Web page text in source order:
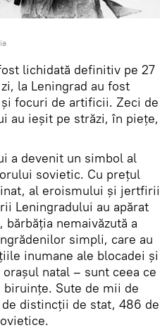
lichidată definitiv pe 27
la Leningrad au fost
focuri de artificii. Zeci de
au ieșit pe străzi, în piețe,
a devenit un simbol al
sovietic. Cu prețul
al eroismului și jertfirii
Leningradului au apărat
nemaivăzută a
simpli, care au
inumane ale blocadei și
natal – sunt ceea ce
Sute de mii de
distincții de stat, 486 de